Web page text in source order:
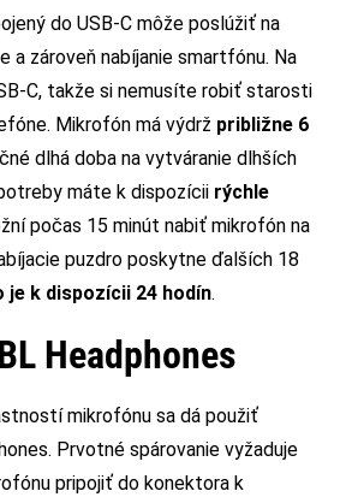
do USB-C môže poslúžiť na
a zároveň nabíjanie smartfónu. Na
C, takže si nemusíte robiť starosti
Mikrofón má výdrž približne 6
dlhá doba na vytváranie dlhších
máte k dispozícii rýchle
počas 15 minút nabiť mikrofón na
puzdro poskytne ďalších 18
je k dispozícii 24 hodín.
Headphones
mikrofónu sa dá použiť
Prvotné spárovanie vyžaduje
pripojiť do konektora k